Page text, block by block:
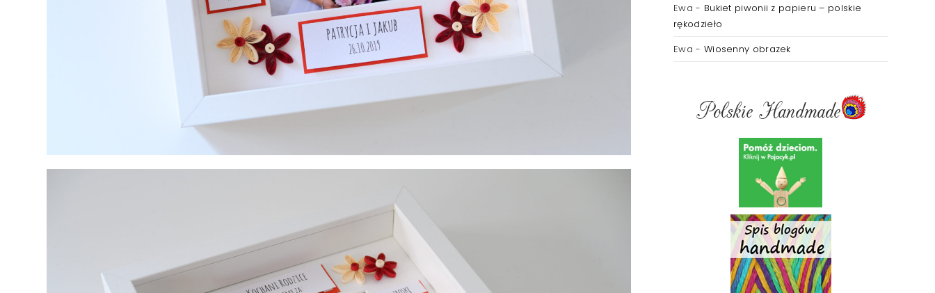
Ewa - Bukiet piwonii z papieru – polskie
rękodzieło
Ewa - Wiosenny obrazek